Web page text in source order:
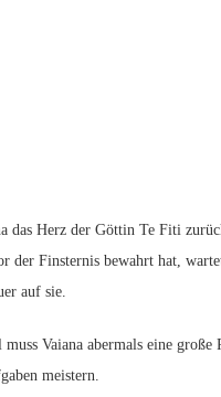
das Herz der Göttin Te Fiti
der Finsternis bewahrt hat,
auf sie.
Vaiana abermals eine große
meistern.